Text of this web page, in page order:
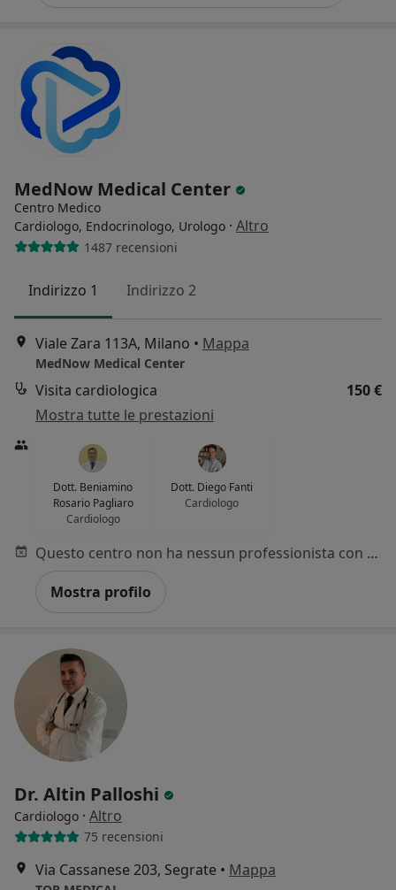
MedNow Medical Center
Centro Medico
Cardiologo, Endocrinologo, Urologo · Altro
1487 recensioni
Indirizzo 1 Indirizzo 2
Viale Zara 113A, Milano • Mappa
MedNow Medical Center
Visita cardiologica
150 €
Mostra tutte le prestazioni
Dott. Beniamino
Rosario Pagliaro
Cardiologo
Dott. Diego Fanti
Cardiologo
Questo centro non ha nessun professionista con date disponibili
Mostra profilo
Dr. Altin Palloshi
Cardiologo · Altro
75 recensioni
Via Cassanese 203, Segrate • Mappa